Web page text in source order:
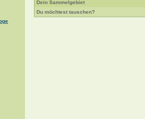
Dein Sammelgebiet
Du möchtest tauschen?